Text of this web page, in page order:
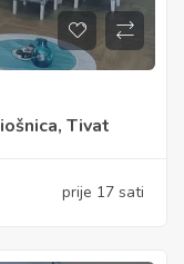
Tivat
prije 17 sati